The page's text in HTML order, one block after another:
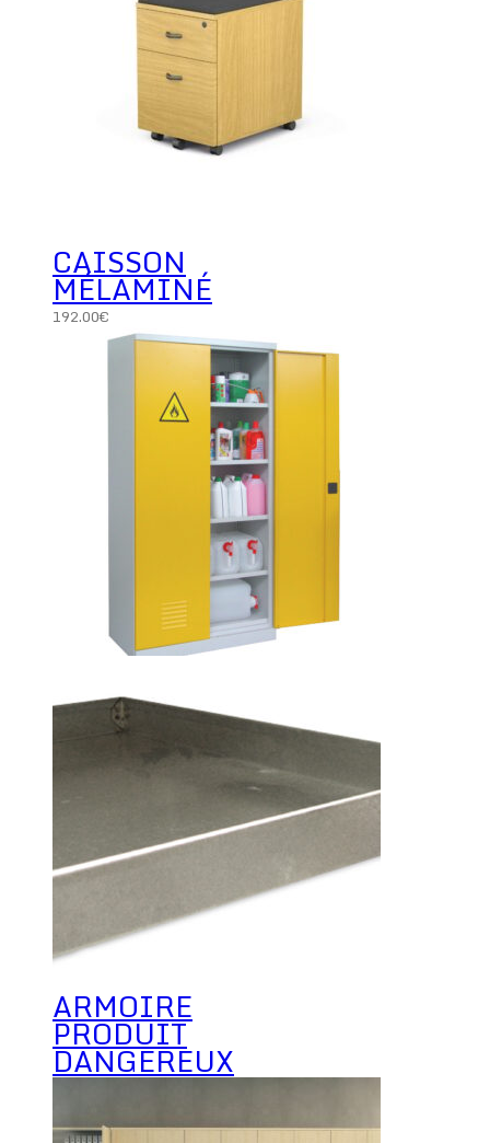
CAISSON
MÉLAMINÉ
192.00€
ARMOIRE
PRODUIT
DANGEREUX